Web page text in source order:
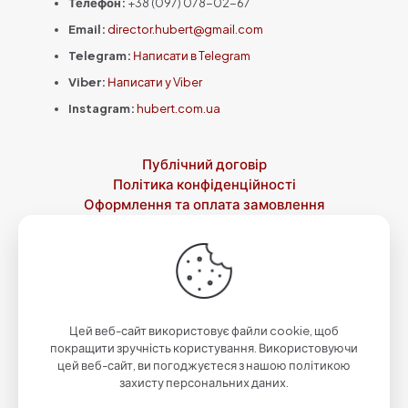
Email: director.hubert@gmail.com
Telegram: Написати в Telegram
Viber: Написати у Viber
Instagram:hubert.com.ua
Публічний договір
Політика конфіденційності
Оформлення та оплата замовлення
Контакти
© 2023-2026 Зброярня святого Губерта by
Цей веб-сайт використовує файли cookie, щоб
покращити зручність користування. Використовуючи
цей веб-сайт, ви погоджуєтеся з нашою політикою
захисту персональних даних.